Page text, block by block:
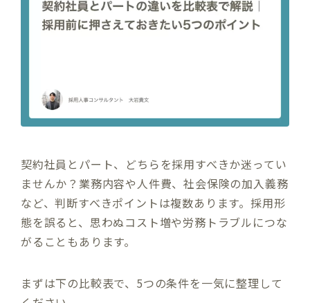
契約社員とパート、どちらを採用すべきか迷ってい
ませんか？業務内容や人件費、社会保険の加入義務
など、判断すべきポイントは複数あります。採用形
態を誤ると、思わぬコスト増や労務トラブルにつな
がることもあります。
まずは下の比較表で、5つの条件を一気に整理して